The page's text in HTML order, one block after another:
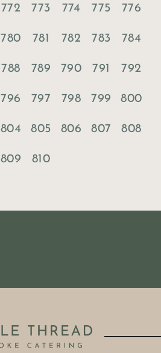
772 773 774 775 776
780 781 782 783 784
788 789 790 791 792
796 797 798 799 800
804 805 806 807 808
809 810